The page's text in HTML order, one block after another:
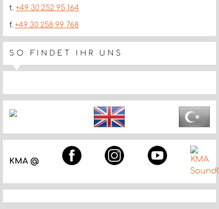
t.+49 30 252 95 164
f.+49 30 258 99 768
SO FINDET IHR UNS
KMA @